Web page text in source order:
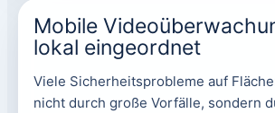
Mobile
lokal eingeordnet
Viele Sicherheitsprobleme auf
nicht durch große Vorfälle, sondern